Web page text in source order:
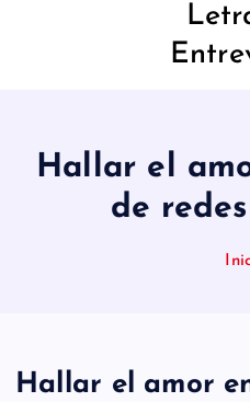
Hallar el
de
Hallar el amor